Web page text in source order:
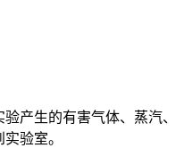
生的有害气体、蒸汽、
验室。